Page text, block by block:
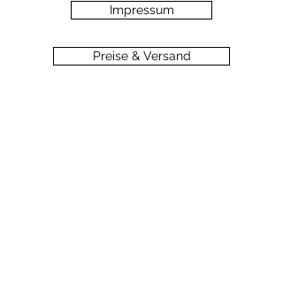
Impressum
Preise & Versand